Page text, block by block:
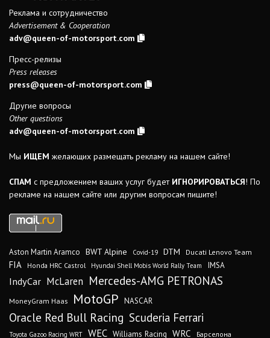
Реклама и сотрудничество
Advertisement & Cooperation
adv@queen-of-motorsport.com
Пресс-релизы
Press releases
press@queen-of-motorsport.com
Другие вопросы
Other questions
adv@queen-of-motorsport.com
Мы ИЩЕМ желающих размещать рекламу на нашем сайте!
СПАМ с предложением ваших услуг будет ИГНОРИРОВАТЬСЯ! По
рекламе на нашем сайте или другим вопросам пишите!
Aston Martin Aramco BWT Alpine Covid-19 DTM Ducati Lenovo Team
FIA Honda HRC Castrol Hyundai Shell Mobis World Rally Team IMSA
IndyCar McLaren Mercedes-AMG PETRONAS
MoneyGram Haas MotoGP NASCAR
Oracle Red Bull Racing Scuderia Ferrari
Toyota Gazoo Racing WRT WEC Williams Racing WRC Барселона